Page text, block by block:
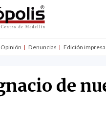
Opinión Denuncias Edición impresa
de